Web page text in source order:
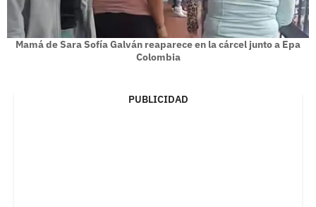
Mamá de Sara Sofía Galván reaparece en la cárcel junto a Epa
Colombia
PUBLICIDAD